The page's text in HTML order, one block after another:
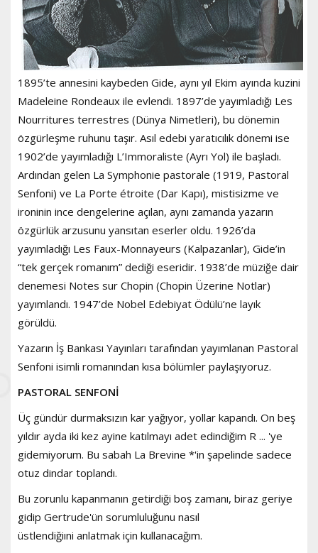
1895’te annesini kaybeden Gide, aynı yıl Ekim ayında kuzini
Madeleine Rondeaux ile evlendi. 1897’de yayımladığı Les
Nourritures terrestres (Dünya Nimetleri), bu dönemin
özgürleşme ruhunu taşır. Asıl edebi yaratıcılık dönemi ise
1902’de yayımladığı L’Immoraliste (Ayrı Yol) ile başladı.
Ardından gelen La Symphonie pastorale (1919, Pastoral
Senfoni) ve La Porte étroite (Dar Kapı), mistisizme ve
ironinin ince dengelerine açılan, aynı zamanda yazarın
özgürlük arzusunu yansıtan eserler oldu. 1926’da
yayımladığı Les Faux-Monnayeurs (Kalpazanlar), Gide’in
“tek gerçek romanım” dediği eseridir. 1938’de müziğe dair
denemesi Notes sur Chopin (Chopin Üzerine Notlar)
yayımlandı. 1947’de Nobel Edebiyat Ödülü’ne layık
görüldü.
Yazarın İş Bankası Yayınları tarafından yayımlanan Pastoral
Senfoni isimli romanından kısa bölümler paylaşıyoruz.
PASTORAL SENFONİ
Üç gündür durmaksızın kar yağıyor, yollar kapandı. On beş
yıldır ayda iki kez ayine katılmayı adet edindiğim R ... 'ye
gidemiyorum. Bu sabah La Brevine *'in şapelinde sadece
otuz dindar toplandı.
Bu zorunlu kapanmanın getirdiği boş zamanı, biraz geriye
gidip Gertrude'ün sorumluluğunu nasıl
üstlendiğiıni anlatmak için kullanacağım.